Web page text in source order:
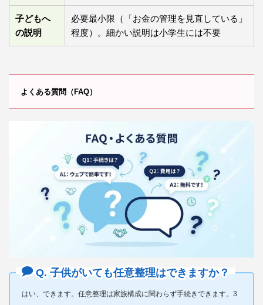
子どもへ
の説明
必要最小限（「お金の管理を見直している」
程度）。細かい説明は小学生には不要
よくある質問（FAQ）
Q. 子供がいても任意整理はできますか？
はい、できます。任意整理は家族構成に関わらず手続きできます。3